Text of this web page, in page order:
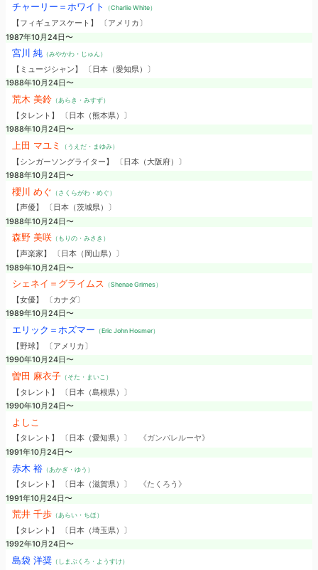
チャーリー＝ホワイト （Charlie White）
【フィギュアスケート】 〔アメリカ〕
1987年10月24日〜
宮川 純（みやかわ・じゅん）
【ミュージシャン】 〔日本（愛知県）〕
1988年10月24日〜
荒木 美鈴（あらき・みすず）
【タレント】 〔日本（熊本県）〕
1988年10月24日〜
上田 マユミ （うえだ・まゆみ）
【シンガーソングライター】 〔日本（大阪府）〕
1988年10月24日〜
櫻川 めぐ （さくらがわ・めぐ）
【声優】 〔日本（茨城県）〕
1988年10月24日〜
森野 美咲（もりの・みさき）
【声楽家】 〔日本（岡山県）〕
1989年10月24日〜
シェネイ＝グライムス （Shenae Grimes）
【女優】 〔カナダ〕
1989年10月24日〜
エリック＝ホズマー （Eric John Hosmer）
【野球】 〔アメリカ〕
1990年10月24日〜
曽田 麻衣子（そた・まいこ）
【タレント】 〔日本（島根県）〕
1990年10月24日〜
よしこ
【タレント】 〔日本（愛知県）〕
《ガンバレルーヤ》
1991年10月24日〜
赤木 裕（あかぎ・ゆう）
【タレント】 〔日本（滋賀県）〕
《たくろう》
1991年10月24日〜
荒井 千歩（あらい・ちほ）
【タレント】 〔日本（埼玉県）〕
1992年10月24日〜
島袋 洋奨（しまぶくろ・ようすけ）